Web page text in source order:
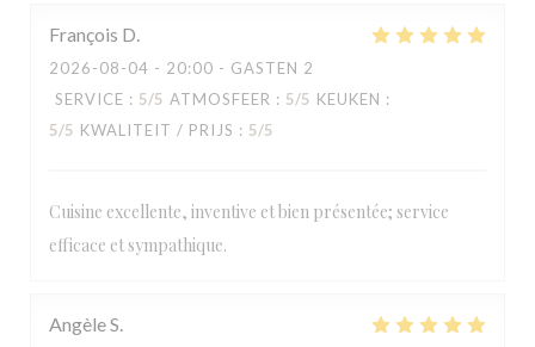
François D
2026-08-04 - 20:00 - GASTEN 2
SERVICE : 5/5 ATMOSFEER : 5/5 KEUKEN :
5/5 KWALITEIT / PRIJS : 5/5
Cuisine excellente, inventive et bien présentée; service
efficace et sympathique.
AngèleS
LA TABLE DE CATUSSEAU